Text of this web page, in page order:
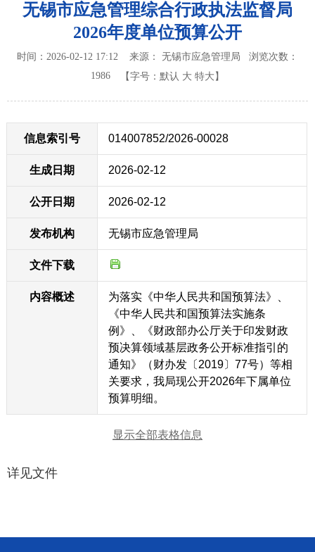
无锡市应急管理综合行政执法监督局
2026年度单位预算公开
时间：2026-02-12 17:12 来源： 无锡市应急管理局 浏览次数：
1986
【字号： 默认 大 特大 】
信息索引号 014007852/2026-00028
生成日期 2026-02-12
公开日期 2026-02-12
发布机构 无锡市应急管理局
文件下载
内容概述
为落实《中华人民共和国预算法》、
《中华人民共和国预算法实施条
例》、《财政部办公厅关于印发财政
预决算领域基层政务公开标准指引的
通知》（财办发〔2019〕77号）等相
关要求，我局现公开2026年下属单位
预算明细。
显示全部表格信息
详见文件